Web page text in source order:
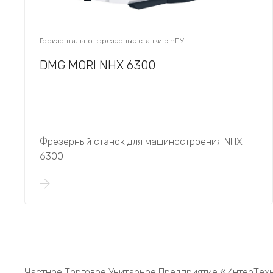
Горизонтально-фрезерные станки с ЧПУ
DMG MORI NHX 6300
Фрезерный станок для машиностроения NHX
6300